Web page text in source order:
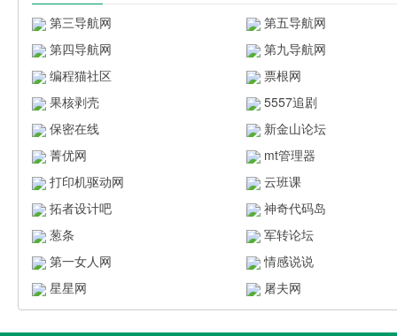
第三导航网
第五导航网
第四导航网
第九导航网
编程猫社区
票根网
果核剥壳
5557追剧
保密在线
新金山论坛
菁优网
mt管理器
打印机驱动网
云班课
拓者设计吧
神奇代码岛
葱条
军转论坛
第一女人网
情感说说
星星网
屠夫网